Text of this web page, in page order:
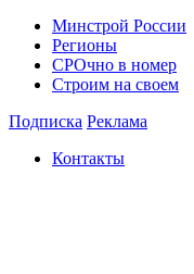
Минстрой России
Регионы
СРОчно в номер
Строим на своем
Подписка Реклама
Контакты